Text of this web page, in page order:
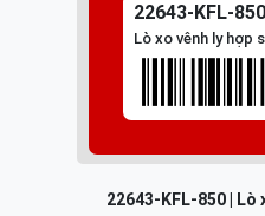
Tài
22643-KFL-850
Lò xo vênh ly hợp
22643-KFL-850 | Lò